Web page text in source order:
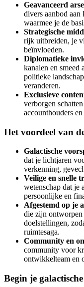
Geavanceerd
divers aanbod aan
waarmee je de
Strategische
rijk uitbreiden, je
beïnvloeden.
Diplomatieke
kanalen en
politieke
veranderen.
Exclusieve
verborgen
accounthouders
Het voordeel van
Galactische
dat je lichtjaren
verkenning,
Veilige en snelle
wetenschap dat je
persoonlijke en
Afgestemd op je
die zijn ontworpen
doelstellingen,
ruimtesaga.
Community en
community voor
ontwikkelteam en
Begin je